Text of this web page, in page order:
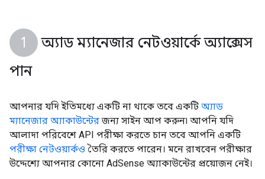
অ্যাড ম্যানেজার নেটওয়ার্কে অ্যাক্সেস
পান
আপনার যদি ইতিমধ্যে একটি না থাকে তবে একটি অ্যাড
ম্যানেজার অ্যাকাউন্টেরজন্য সাইন আপ করুন৷ আপনি যদি
আলাদা পরিবেশে API পরীক্ষা করতে চান তবে আপনি একটি
পরীক্ষা নেটওয়ার্কও তৈরি করতে পারেন। মনে রাখবেন পরীক্ষার
উদ্দেশ্যে আপনার কোনো AdSense অ্যাকাউন্টের প্রয়োজন নেই।